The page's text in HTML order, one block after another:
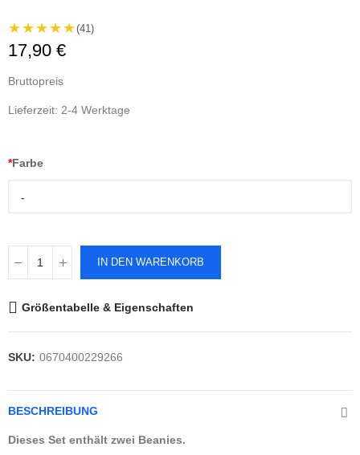
★★★★★(41)
17,90 €
Bruttopreis
Lieferzeit: 2-4 Werktage
*Farbe
-
IN DEN WARENKORB
Größentabelle & Eigenschaften
SKU: 0670400229266
BESCHREIBUNG
Dieses Set enthält zwei Beanies.